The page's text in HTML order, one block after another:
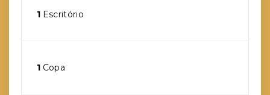
1 Escritório
1 Copa